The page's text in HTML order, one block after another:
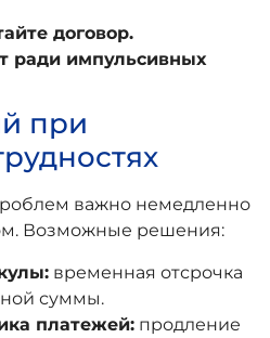
договор.
ради импульсивных
при
важно немедленно
Возможные решения:
временная отсрочка
суммы.
платежей: продление